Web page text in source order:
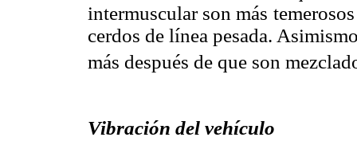
intermuscular son más
cerdos de línea pesada.
más después de que son
Vibración del vehículo